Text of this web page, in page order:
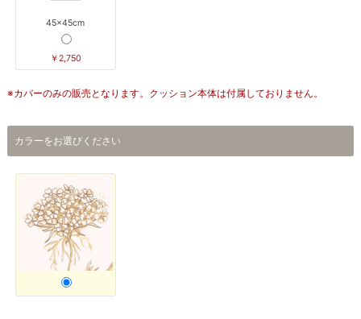
45×45cm
￥2,750
※カバーのみの販売となります。クッション本体は付属しておりません。
カラーをお選びください